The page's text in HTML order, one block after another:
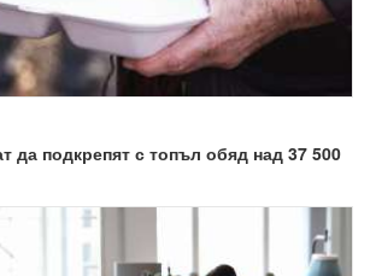
да подкрепят с топъл обяд над 37 500